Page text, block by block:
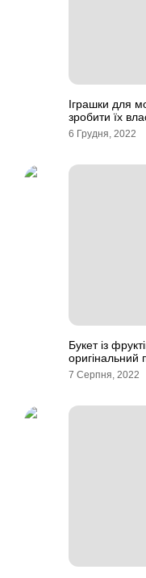
Іграшки для
зробити їх
6 Грудня, 2022
Букет із
оригінальний
7 Серпня, 2022